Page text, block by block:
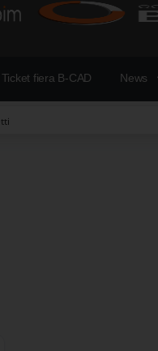
Ticket fiera B-CAD News